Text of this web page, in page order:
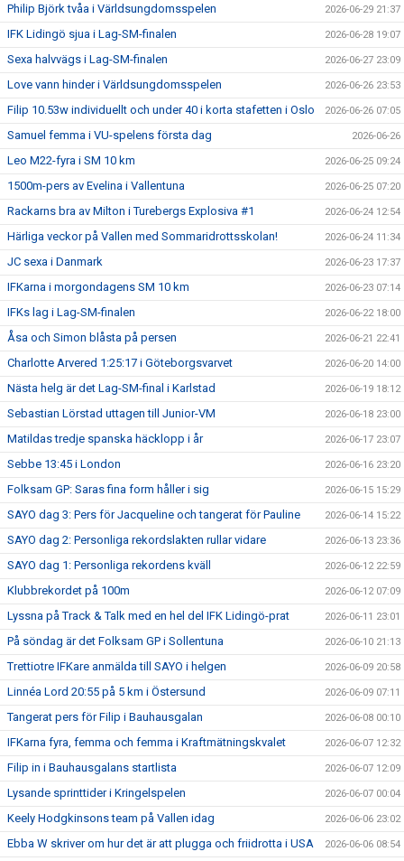
Philip Björk tvåa i Världsungdomsspelen 2026-06-29 21:37
IFK Lidingö sjua i Lag-SM-finalen 2026-06-28 19:07
Sexa halvvägs i Lag-SM-finalen 2026-06-27 23:09
Love vann hinder i Världsungdomsspelen 2026-06-26 23:53
Filip 10.53w individuellt och under 40 i korta stafetten i Oslo 2026-06-26 07:05
Samuel femma i VU-spelens första dag 2026-06-26
Leo M22-fyra i SM 10 km 2026-06-25 09:24
1500m-pers av Evelina i Vallentuna 2026-06-25 07:20
Rackarns bra av Milton i Turebergs Explosiva #1 2026-06-24 12:54
Härliga veckor på Vallen med Sommaridrottsskolan! 2026-06-24 11:34
JC sexa i Danmark 2026-06-23 17:37
IFKarna i morgondagens SM 10 km 2026-06-23 07:14
IFKs lag i Lag-SM-finalen 2026-06-22 18:00
Åsa och Simon blåsta på persen 2026-06-21 22:41
Charlotte Arvered 1:25:17 i Göteborgsvarvet 2026-06-20 14:00
Nästa helg är det Lag-SM-final i Karlstad 2026-06-19 18:12
Sebastian Lörstad uttagen till Junior-VM 2026-06-18 23:00
Matildas tredje spanska häcklopp i år 2026-06-17 23:07
Sebbe 13:45 i London 2026-06-16 23:20
Folksam GP: Saras fina form håller i sig 2026-06-15 15:29
SAYO dag 3: Pers för Jacqueline och tangerat för Pauline 2026-06-14 15:22
SAYO dag 2: Personliga rekordslakten rullar vidare 2026-06-13 23:36
SAYO dag 1: Personliga rekordens kväll 2026-06-12 22:59
Klubbrekordet på 100m 2026-06-12 07:09
Lyssna på Track & Talk med en hel del IFK Lidingö-prat 2026-06-11 23:01
På söndag är det Folksam GP i Sollentuna 2026-06-10 21:13
Trettiotre IFKare anmälda till SAYO i helgen 2026-06-09 20:58
Linnéa Lord 20:55 på 5 km i Östersund 2026-06-09 07:11
Tangerat pers för Filip i Bauhausgalan 2026-06-08 00:10
IFKarna fyra, femma och femma i Kraftmätningskvalet 2026-06-07 12:32
Filip in i Bauhausgalans startlista 2026-06-07 12:09
Lysande sprinttider i Kringelspelen 2026-06-07 00:04
Keely Hodgkinsons team på Vallen idag 2026-06-06 23:02
Ebba W skriver om hur det är att plugga och friidrotta i USA 2026-06-06 08:54